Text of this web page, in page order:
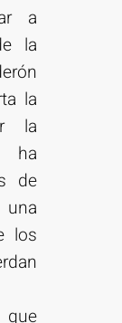
a
la
la
la
ha
de
los